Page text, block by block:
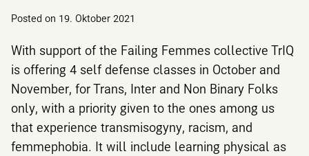
Posted on 19. Oktober 2021
With support of the Failing Femmes collective TrIQ
is offering 4 self defense classes in October and
November, for Trans, Inter and Non Binary Folks
only, with a priority given to the ones among us
that experience transmisogyny, racism, and
femmephobia. It will include learning physical as